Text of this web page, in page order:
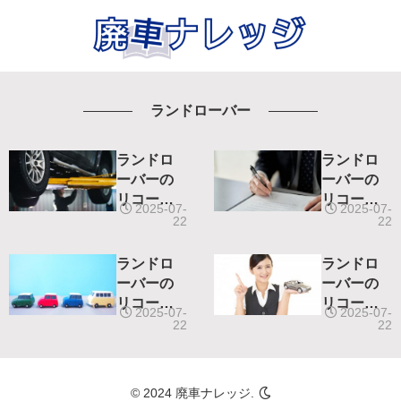
ランドローバー
ランドロ
ーバーの
リコール
情報-令和4
日リコー
ル届出-
2025-07-
22
ランドロ
ーバーの
リコール
情報-令和3
リコール
届出-
2025-07-
22
ランドロ
ーバーの
リコール
情報-令和3
2025-07-
22
ランドロ
ーバーの
リコール
情報-令和3
2025-07-
22
© 2024 廃車ナレッジ.